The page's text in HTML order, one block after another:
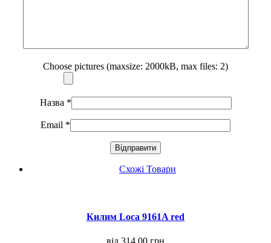
Choose pictures (maxsize: 2000kB, max files: 2)
Назва *
Email *
Схожі Товари
Килим Loca 9161A red
від 314,00 грн